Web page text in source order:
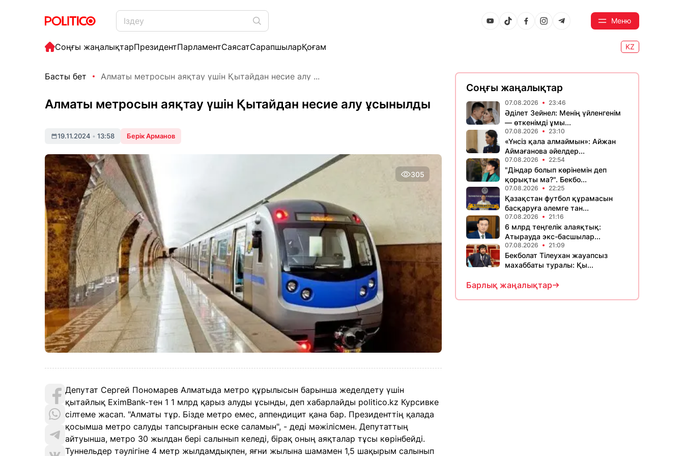
Меню
Соңғы жаңалықтарПрезидентПарламентСаясатСарапшыларҚоғам KZ
Басты бет Алматы метросын аяқтау үшін Қытайдан несие алу ...
Алматы метросын аяқтау үшін Қытайдан несие алу ұсынылды
19.11.2024 • 13:58 Берік Арманов
305
Депутат Сергей Пономарев Алматыда метро құрылысын барынша жеделдету үшін
қытайлық EximBank-тен 1 1 млрд қарыз алуды ұсынды, деп хабарлайды politico.kz Курсивке
сілтеме жасап. "Алматы тұр. Бізде метро емес, аппендицит қана бар. Президенттің қалада
қосымша метро салуды тапсырғанын еске саламын", - деді мәжілісмен. Депутаттың
айтуынша, метро 30 жылдан бері салынып келеді, бірақ оның аяқталар тұсы көрінбейді.
Туннельдер тәулігіне 4 метр жылдамдықпен, яғни жылына шамамен 1,5 шақырым салынып
Соңғы жаңалықтар
07.08.2026 23:46
Әділет Зейнел: Менің үйленгенім
— өткенімді ұмы...
07.08.2026 23:10
«Үнсіз қала алмаймын»: Айжан
Аймағанова әйелдер...
07.08.2026 22:54
"Діндар болып көрінемін деп
қорықты ма?". Бекбо...
07.08.2026 22:25
Қазақстан футбол құрамасын
басқаруға әлемге тан...
07.08.2026 21:16
6 млрд теңгелік алаяқтық:
Атырауда экс-басшылар...
07.08.2026 21:09
Бекболат Тілеухан жауапсыз
махаббаты туралы: Қы...
Барлық жаңалықтар